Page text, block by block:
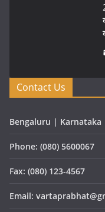
Contact Us
Bengaluru | Karnataka
Phone: (080) 5600067
Fax: (080) 123-4567
Email: